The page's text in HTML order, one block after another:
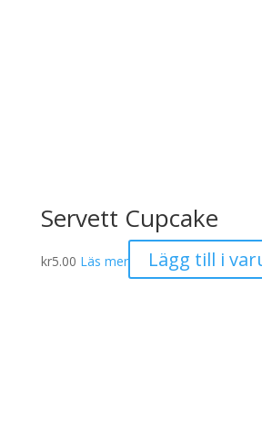
Servett Cupcake
kr5.00 Läs mer Lägg till i